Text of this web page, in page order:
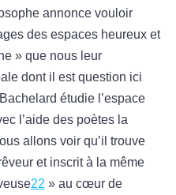
annonce vouloir
des espaces heureux et
» que nous leur
dont il est question ici
étudie l’espace
l’aide des poètes la
allons voir qu’il trouve
et inscrit à la même
22 » au cœur de